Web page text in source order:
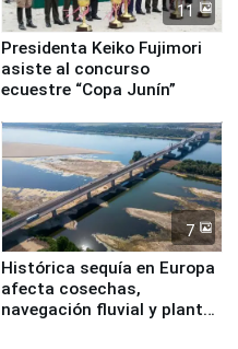
11
Presidenta Keiko Fujimori
asiste al concurso
ecuestre “Copa Junín”
7
Histórica sequía en Europa
afecta cosechas,
navegación fluvial y plantas